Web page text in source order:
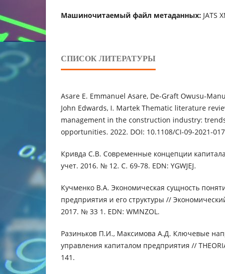
Машиночитаемый файл метаданных: JATS
СПИСОК ЛИТЕРАТУРЫ
Asare E. Emmanuel Asare, De-Graft Owusu-
John Edwards, I. Martek Thematic literature
management in the construction industry:
opportunities. 2022. DOI: 10.1108/CI-09-2021-
Кривда С.В. Современные концепции
учет. 2016. № 12. С. 69-78. EDN: YGWJEJ.
Кучменко В.А. Экономическая сущность
предприятия и его структуры //
2017. № 33 1. EDN: WMNZOL.
Разиньков П.И., Максимова А.Д. Ключевые
управления капиталом предприятия //
141.